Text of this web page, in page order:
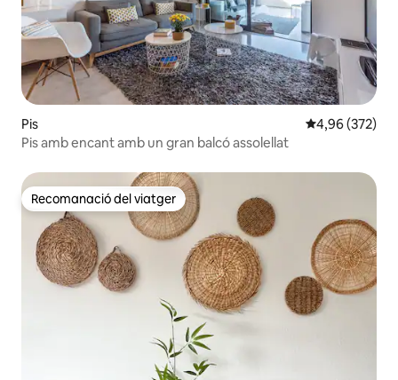
Pis 4,96 de
4,96 (372)
Pis amb encant amb un gran balcó assolellat
Recomanació del viatger
Recomanació del viatger